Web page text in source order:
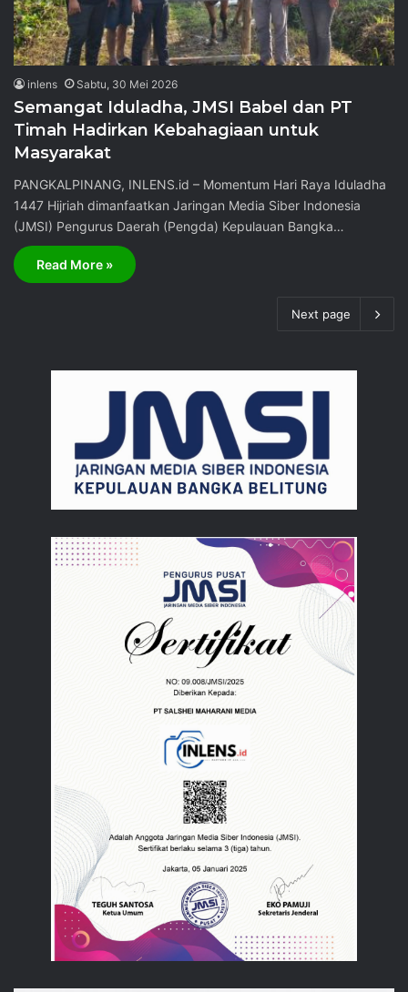
inlens Sabtu, 30 Mei 2026
Semangat Iduladha, JMSI Babel dan PT
Timah Hadirkan Kebahagiaan untuk
Masyarakat
PANGKALPINANG, INLENS.id – Momentum Hari Raya Iduladha
1447 Hijriah dimanfaatkan Jaringan Media Siber Indonesia
(JMSI) Pengurus Daerah (Pengda) Kepulauan Bangka…
Read More »
Next page